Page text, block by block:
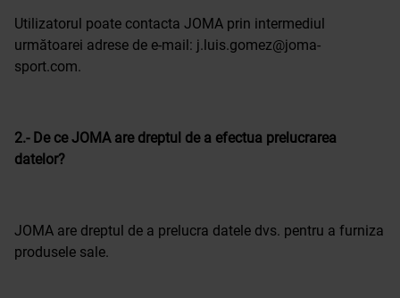
Utilizatorul poate contacta JOMA prin intermediul
următoarei adrese de e-mail: j.luis.gomez@joma-
sport.com.
2.- De ce JOMA are dreptul de a efectua prelucrarea
datelor?
JOMA are dreptul de a prelucra datele dvs. pentru a furniza
produsele sale.